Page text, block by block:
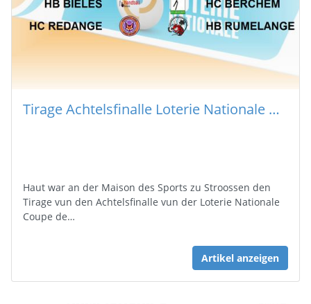
Tirage Achtelsfinalle Loterie Nationale Coupe de Luxembourg
Haut war an der Maison des Sports zu Stroossen den
Tirage vun den Achtelsfinalle vun der Loterie Nationale
Coupe de…
Artikel anzeigen